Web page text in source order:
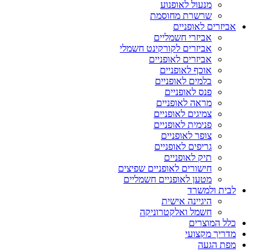
מנעול לאופנוע
שרשרת מחוסמת
אביזרים לאופניים
אביזרי חשמליים
אביזרים לקורקינט חשמלי
אביזרים לאופניים
אוכף לאופניים
בלמים לאופניים
פנס לאופניים
מראה לאופניים
צמיגים לאופניים
פנימית לאופניים
צופר לאופניים
גריפים לאופניים
תיק לאופניים
חישורים לאופניים שפיצים
מטען לאופניים חשמליים
לבית ולמשרד
היגיינה אישית
חשמל ואלקטרוניקה
כלל המוצרים
מדריך מקצועי
מפת הגעה